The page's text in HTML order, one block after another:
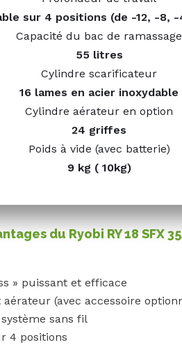
sur 4 positions (de -12, -8, -
Capacité du bac de ramassage
55 litres
Cylindre scarificateur
16 lames en acier inoxydable
Cylindre aérateur en option
24 griffes
Poids à vide (avec batterie)
9 kg ( 10kg)
du Ryobi RY 18 SFX
» puissant et efficace
(avec accessoire
sans fil
4 positions